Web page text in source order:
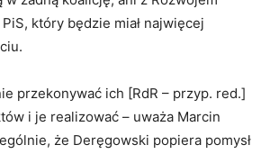
który będzie miał najwięcej
przekonywać ich [RdR – przyp. red.]
i je realizować – uważa Marcin
że Deręgowski popiera pomysł